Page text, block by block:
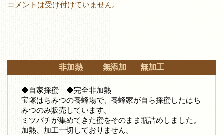
コメントは受け付けていません。
非加熱 無添加 無加工
◆自家採蜜 ◆完全非加熱
宝塚はちみつの養蜂場で、養蜂家が自ら採蜜したはち
みつのみ販売しています。
ミツバチが集めてきた蜜をそのまま瓶詰めしました。
加熱、加工一切しておりません。